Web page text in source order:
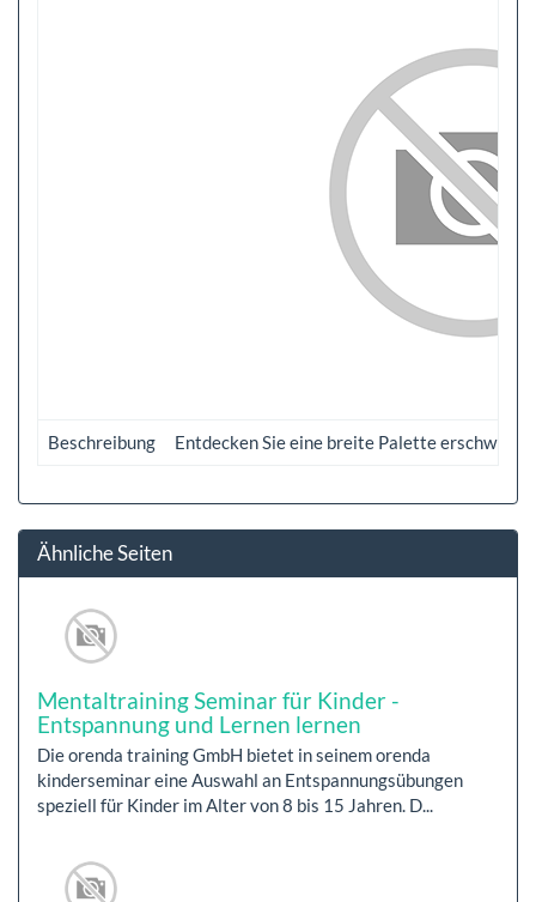
Beschreibung Entdecken Sie eine breite Palette
Ähnliche Seiten
Mentaltraining Seminar für Kinder -
Entspannung und Lernen lernen
Die orenda training GmbH bietet in seinem orenda
kinderseminar eine Auswahl an Entspannungsübungen
speziell für Kinder im Alter von 8 bis 15 Jahren. D...